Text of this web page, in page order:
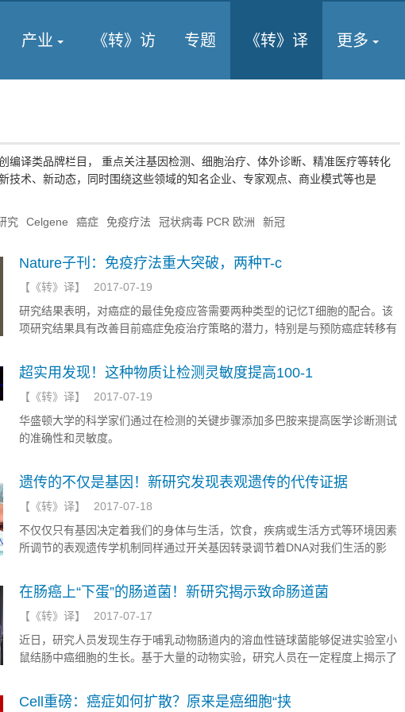
产业 《转》访 专题 《转》译 更多
编译类品牌栏目， 重点关注基因检测、细胞治疗、体外诊断、精准医疗等转化
技术、新动态，同时围绕这些领域的知名企业、专家观点、商业模式等也是
究 Celgene 癌症 免疫疗法 冠状病毒 PCR 欧洲 新冠
Nature子刊：免疫疗法重大突破，两种T-c
【 《转》译】
2017-07-19
研究结果表明，对癌症的最佳免疫应答需要两种类型的记忆T细胞的配合。该
项研究结果具有改善目前癌症免疫治疗策略的潜力，特别是与预防癌症转移有
超实用发现！这种物质让检测灵敏度提高100-1
【 《转》译】
2017-07-19
华盛顿大学的科学家们通过在检测的关键步骤添加多巴胺来提高医学诊断测试
的准确性和灵敏度。
遗传的不仅是基因！新研究发现表观遗传的代传证据
【 《转》译】
2017-07-18
不仅仅只有基因决定着我们的身体与生活，饮食，疾病或生活方式等环境因素
所调节的表观遗传学机制同样通过开关基因转录调节着DNA对我们生活的影
在肠癌上“下蛋”的肠道菌！新研究揭示致命肠道菌
【 《转》译】
2017-07-17
近日，研究人员发现生存于哺乳动物肠道内的溶血性链球菌能够促进实验室小
鼠结肠中癌细胞的生长。基于大量的动物实验，研究人员在一定程度上揭示了
上线的PLOS Pathogens杂志。
Cell重磅：癌症如何扩散？原来是癌细胞“挟